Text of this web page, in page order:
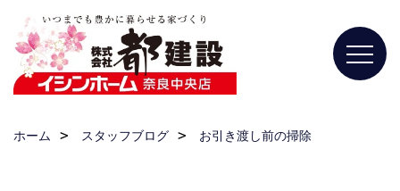
ホーム スタッフブログ お引き渡し前の掃除